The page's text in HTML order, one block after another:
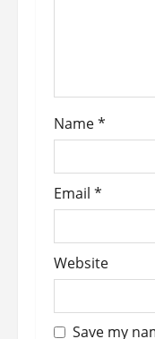
o
n
Name*
Email *
Website
Save my